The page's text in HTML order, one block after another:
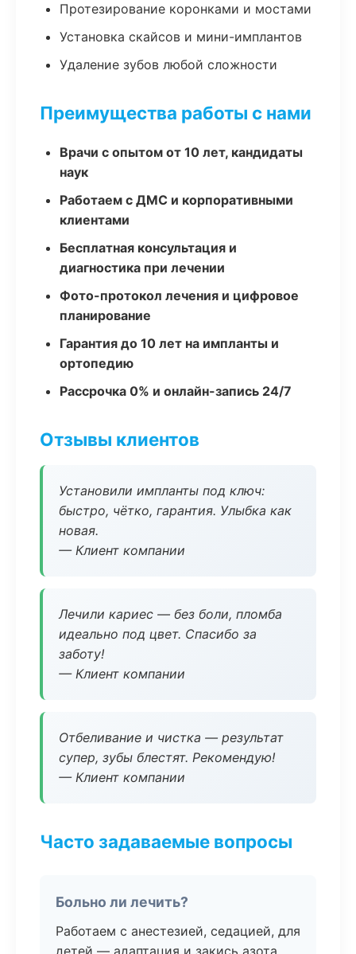
Протезирование коронками и мостами
Установка скайсов и мини-имплантов
Удаление зубов любой сложности
Преимущества работы с нами
Врачи с опытом от 10 лет, кандидаты
наук
Работаем с ДМС и корпоративными
клиентами
Бесплатная консультация и
диагностика при лечении
Фото-протокол лечения и цифровое
планирование
Гарантия до 10 лет на импланты и
ортопедию
Рассрочка 0% и онлайн-запись 24/7
Отзывы клиентов
Установили импланты под ключ:
быстро, чётко, гарантия. Улыбка как
новая.
— Клиент компании
Лечили кариес — без боли, пломба
идеально под цвет. Спасибо за
заботу!
— Клиент компании
Отбеливание и чистка — результат
супер, зубы блестят. Рекомендую!
— Клиент компании
Часто задаваемые вопросы
Больно ли лечить?
Работаем с анестезией, седацией, для
детей — адаптация и закись азота.